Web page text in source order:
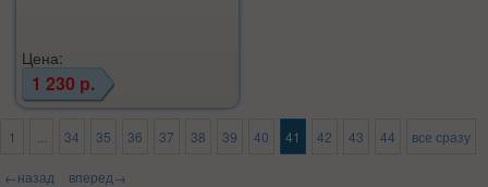
Цена:
1 230 р.
1 34 35 36 37 38 39 40 41 42 43 44 все сразу
←назад вперед→